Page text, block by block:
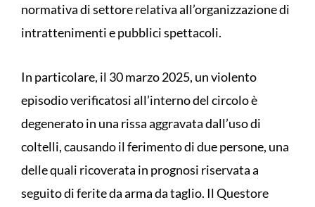
normativa di settore relativa all’organizzazione di
intrattenimenti e pubblici spettacoli.
In particolare, il 30 marzo 2025, un violento
episodio verificatosi all’interno del circolo è
degenerato in una rissa aggravata dall’uso di
coltelli, causando il ferimento di due persone, una
delle quali ricoverata in prognosi riservata a
seguito di ferite da arma da taglio. Il Questore